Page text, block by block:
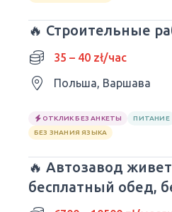
🔥 Строительные
35 – 40 zł/час
Польша, Варшава
ОТКЛИК БЕЗ АНКЕТЫ ПИТАНИЕ
БЕЗ ЗНАНИЯ ЯЗЫКА
🔥 Автозавод
бесплатный обед,
языка.